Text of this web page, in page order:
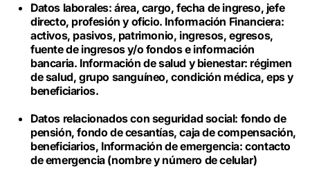
Datos laborales: área, cargo, fecha de ingreso, jefe
directo, profesión y oficio. Información Financiera:
activos, pasivos, patrimonio, ingresos, egresos,
fuente de ingresos y/o fondos e información
bancaria. Información de salud y bienestar: régimen
de salud, grupo sanguíneo, condición médica, eps y
beneficiarios.
Datos relacionados con seguridad social: fondo de
pensión, fondo de cesantías, caja de compensación,
beneficiarios, Información de emergencia: contacto
de emergencia (nombre y número de celular)